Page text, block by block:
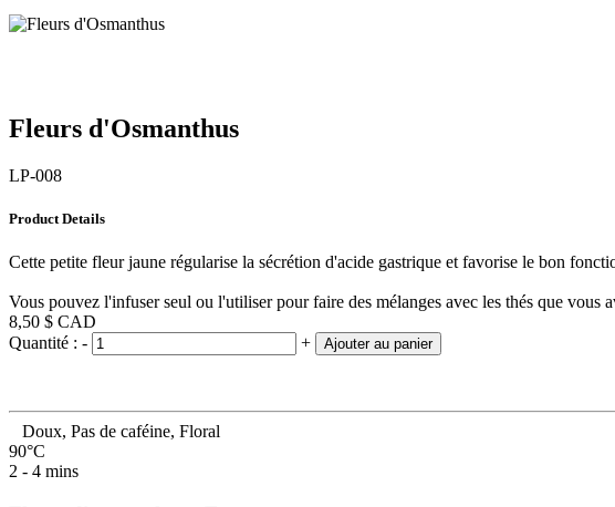
Fleurs d'Osmanthus
LP-008
Product Details
Cette petite fleur jaune régularise la sécrétion d'acide gastrique et favorise le bon
Vous pouvez l'infuser seul ou l'utiliser pour faire des mélanges avec les thés que vous
8,50 $ CAD
Quantité : - + Ajouter au panier
Doux, Pas de caféine, Floral
90°C
2 - 4 mins